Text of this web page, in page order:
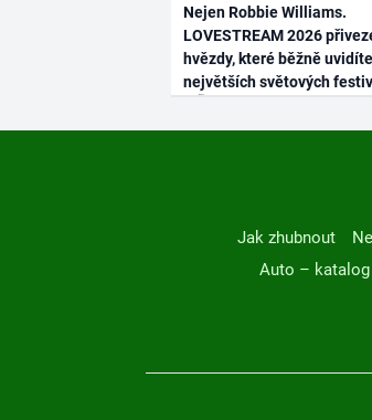
Nejen Robbie Williams.
LOVESTREAM 2026
hvězdy, které běžně
největších světových
Jak zhubnout
Auto – katalog